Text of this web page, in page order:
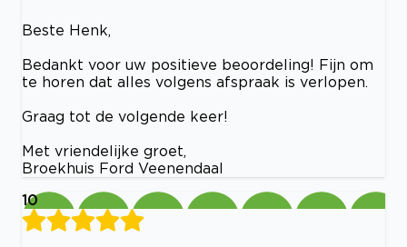
Beste Henk,
Bedankt voor uw positieve beoordeling! Fijn om
te horen dat alles volgens afspraak is verlopen.
Graag tot de volgende keer!
Met vriendelijke groet,
Broekhuis Ford Veenendaal
10